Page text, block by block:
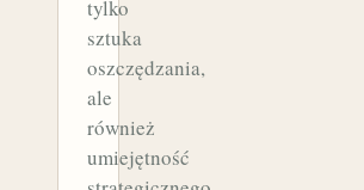
tylko
sztuka
oszczędzania,
ale
również
umiejętność